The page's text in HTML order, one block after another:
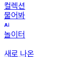
컬렉션
물어봐
놀이터
새로 나온